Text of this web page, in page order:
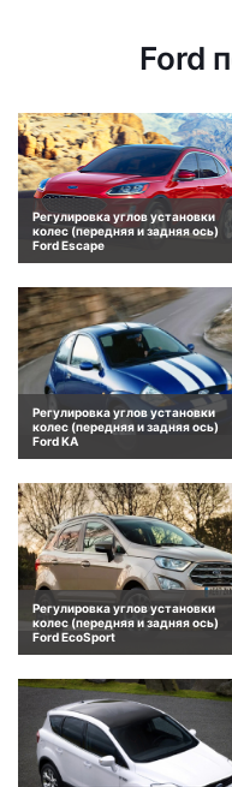
Ford
Регулировка углов установки
колес (передняя и задняя ось)
Ford Escape
Регулировка углов установки
колес (передняя и задняя ось)
Ford KA
Регулировка углов установки
колес (передняя и задняя ось)
Ford EcoSport